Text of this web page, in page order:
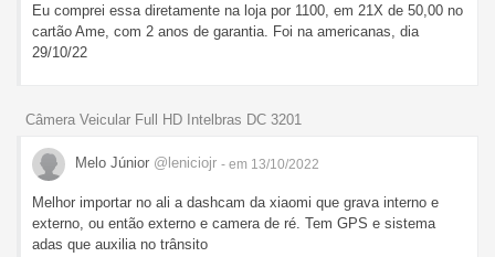
Eu comprei essa diretamente na loja por 1100, em 21X de 50,00 no
cartão Ame, com 2 anos de garantia. Foi na americanas, dia
29/10/22
Câmera Veicular Full HD Intelbras DC 3201
Melo Júnior @leniciojr - em 13/10/2022
Melhor importar no ali a dashcam da xiaomi que grava interno e
externo, ou então externo e camera de ré. Tem GPS e sistema
adas que auxilia no trânsito